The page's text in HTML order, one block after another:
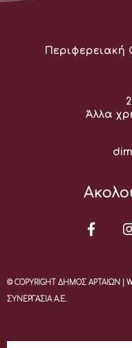
Διεύθυνση:
Περιφερειακή
Άλλα
© COPYRIGHT ΔΗΜΟΣ ΑΡΤΑΙΩΝ |
ΣΥΝΕΡΓΑΣΙΑ Α.Ε.